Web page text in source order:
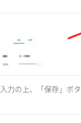
力の上、「保存」ボ